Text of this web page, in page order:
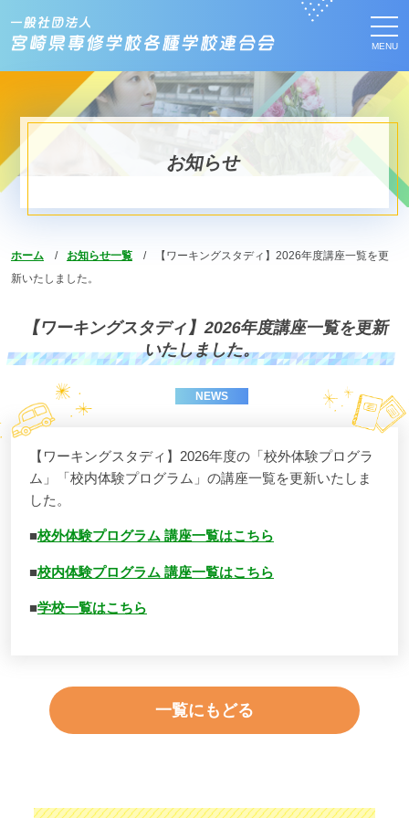
MENU
お知らせ
ホーム お知らせ一覧
【ワーキングスタディ】2026年度講座一覧を更
新いたしました。
【ワーキングスタディ】2026年度講座一覧を更新
いたしました。
NEWS
【ワーキングスタディ】2026年度の「校外体験プログラ
ム」「校内体験プログラム」の講座一覧を更新いたしま
した。
■校外体験プログラム 講座一覧はこちら
■校内体験プログラム 講座一覧はこちら
■学校一覧はこちら
一覧にもどる